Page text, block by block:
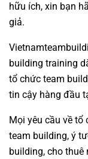
hữu ích, xin bạn
giả.
building training
tổ chức team
tin cậy hàng đầu
Mọi yêu cầu về tổ
team building, ý
building, cho thuê